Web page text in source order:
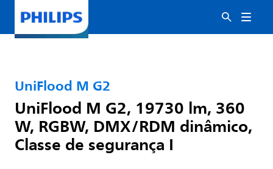
UniFlood M G2
UniFlood M G2, 19730 lm, 360
W, RGBW, DMX/RDM dinâmico,
Classe de segurança I